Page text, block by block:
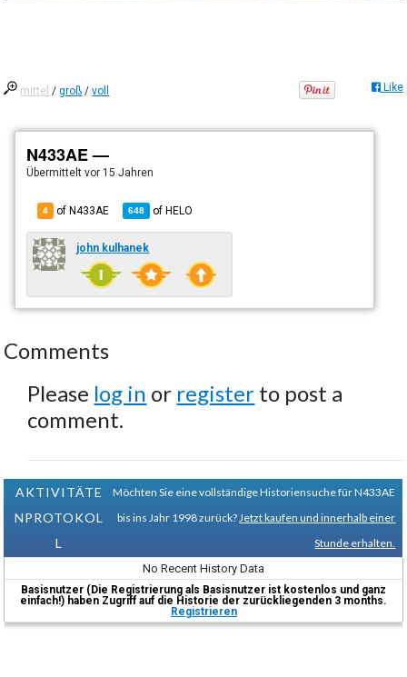
mittel /groß /voll Like
N433AE —
Übermitteltvor 15 Jahren
4 of N433AE 648 ofHELO
john kulhanek
Comments
Please log in or register to post a
comment.
AKTIVITÄTE
NPROTOKOL
L
Möchten Sie eine vollständige Historiensuche für N433AE
bis ins Jahr 1998 zurück?Jetzt kaufen und innerhalb einer
Stunde erhalten.
No Recent History Data
Basisnutzer (Die Registrierung als Basisnutzer ist kostenlos und ganz
einfach!) haben Zugriff auf die Historie der zurückliegenden 3 months.
Registrieren